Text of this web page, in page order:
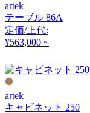
アルナイ
artek
テーブル 86A
定価/上代:
¥563,000 ~
artek
キャビネット 250